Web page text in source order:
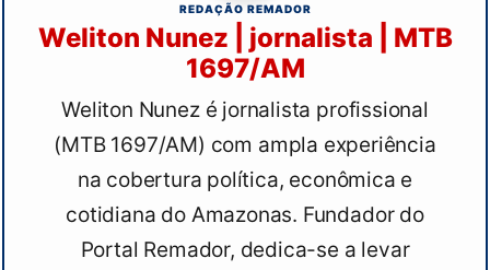
REDAÇÃO REMADOR
Weliton Nunez | jornalista | MTB
1697/AM
Weliton Nunez é jornalista profissional
(MTB 1697/AM) com ampla experiência
na cobertura política, econômica e
cotidiana do Amazonas. Fundador do
Portal Remador, dedica-se a levar